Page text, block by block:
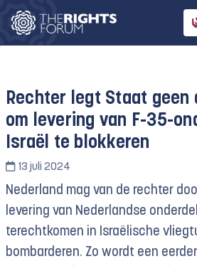
Rechter legt Staat geen
om levering van F-35-
Israël te blokkeren
13 juli 2024
Nederland mag van de rechter
levering van Nederlandse
terechtkomen in Israëlische
bombarderen. Zo wordt een